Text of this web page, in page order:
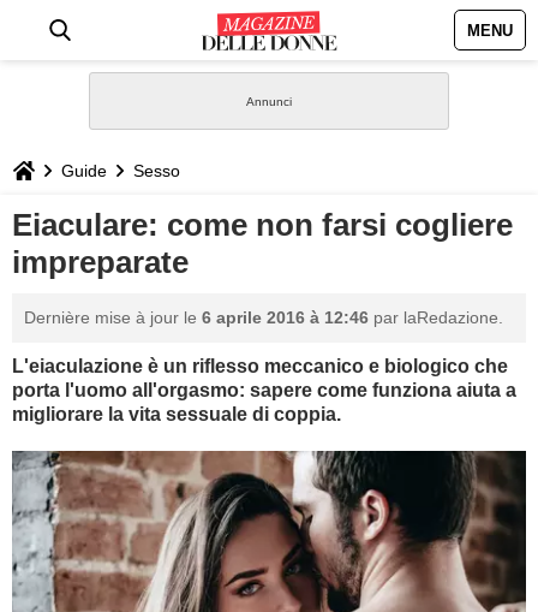
MENU
STILE
BIOGRAFIE
GASTRONOMIA
CAPELLI
SESSO
BAMBINO
Guide Sesso
Eiaculare: come non farsi cogliere
impreparate
Dernière mise à jour le 6 aprile 2016 à 12:46 par laRedazione.
L'eiaculazione è un riflesso meccanico e biologico che
porta l'uomo all'orgasmo: sapere come funziona aiuta a
migliorare la vita sessuale di coppia.